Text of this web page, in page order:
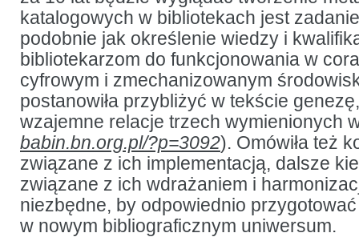
katalogowych w bibliotekach jest
podobnie jak określenie wiedzy i
bibliotekarzom do funkcjonowania w
cyfrowym i zmechanizowanym
postanowiła przybliżyć w tekście
wzajemne relacje trzech wymienionych
babin.bn.org.pl/?p=3092). Omówiła też
związane z ich implementacją, dalsze
związane z ich wdrażaniem i
niezbędne, by odpowiednio
w nowym bibliograficznym uniwersum.